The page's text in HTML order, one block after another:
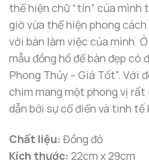
thể hiện chữ “tín” của mình
giờ vừa thể hiện phong
với bàn làm việc của mình.
mẫu đồng hồ để bàn đẹp có
Phong Thủy – Giá Tốt”. Với
chim mang một phong vị
dẫn bởi sự cổ điển và tinh
Chất liệu: Đồng đỏ
Kích thước: 22cm x 29cm